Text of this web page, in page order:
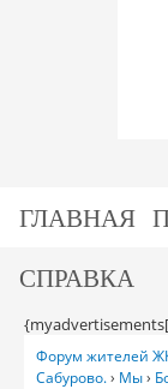
ГЛАВНАЯ
СПРАВКА
Форум жителей
Сабурово.› Мы›